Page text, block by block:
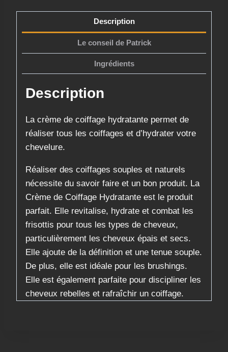
Description
Le conseil de Patrick
Ingrédients
Description
La crème de coiffage hydratante permet de
réaliser tous les coiffages et d’hydrater votre
chevelure.
Réaliser des coiffages souples et naturels
nécessite du savoir faire et un bon produit. La
Crème de Coiffage Hydratante est le produit
parfait. Elle revitalise, hydrate et combat les
frisottis pour tous les types de cheveux,
particulièrement les cheveux épais et secs.
Elle ajoute de la définition et une tenue souple.
De plus, elle est idéale pour les brushings.
Elle est également parfaite pour discipliner les
cheveux rebelles et rafraîchir un coiffage.